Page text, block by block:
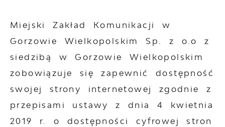
Miejski Zakład Komunikacji w
Gorzowie Wielkopolskim Sp. z o.o z
siedzibą w Gorzowie Wielkopolskim
zobowiązuje się zapewnić dostępność
swojej strony internetowej
zgodnie z
przepisami ustawy z dnia 4 kwietnia
2019 r. o dostępności cyfrowej stron